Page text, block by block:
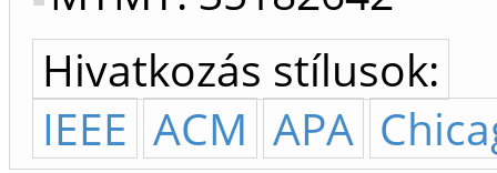
Hivatkozás stílusok:
IEEE ACM APA